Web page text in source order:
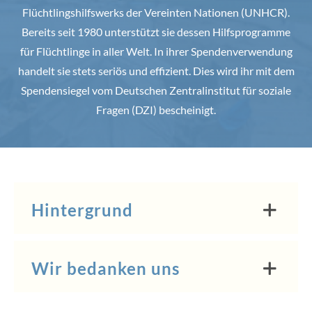
Flüchtlingshilfswerks der Vereinten Nationen (UNHCR).
Bereits seit 1980 unterstützt sie dessen Hilfsprogramme
für Flüchtlinge in aller Welt. In ihrer Spendenverwendung
handelt sie stets seriös und effizient. Dies wird ihr mit dem
Spendensiegel vom Deutschen Zentralinstitut für soziale
Fragen (DZI) bescheinigt.
Hintergrund
Wir bedanken uns